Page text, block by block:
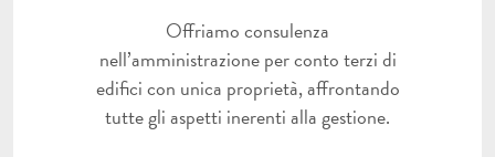
Offriamo consulenza
nell’amministrazione per conto terzi di
edifici con unica proprietà, affrontando
tutte gli aspetti inerenti alla gestione.